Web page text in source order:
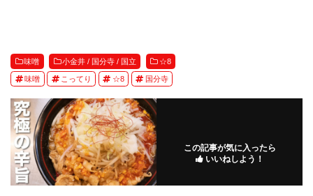
味噌 小金井 / 国分寺 / 国立 ☆8
味噌 こってり ☆8 国分寺
この記事が気に入ったら
いいねしよう！